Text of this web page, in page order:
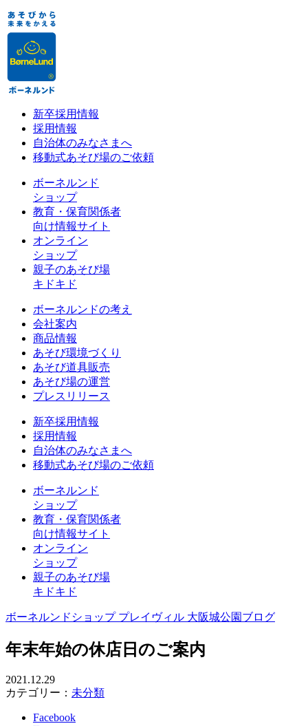
新卒採用情報
採用情報
自治体のみなさまへ
移動式あそび場のご依頼
ボーネルンド
ショップ
教育・保育関係者
向け情報サイト
オンライン
ショップ
親子のあそび場
キドキド
ボーネルンドの考え
会社案内
商品情報
あそび環境づくり
あそび道具販売
あそび場の運営
プレスリリース
新卒採用情報
採用情報
自治体のみなさまへ
移動式あそび場のご依頼
ボーネルンド
ショップ
教育・保育関係者
向け情報サイト
オンライン
ショップ
親子のあそび場
キドキド
ボーネルンドショップ プレイヴィル 大阪城公園ブログ
年末年始の休店日のご案内
2021.12.29
カテゴリー： 未分類
Facebook